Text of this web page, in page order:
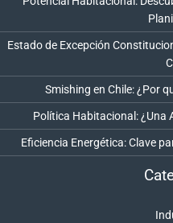
Estado de Excepción
Smishing en Chile: ¿Por
Política Habitacional: ¿Una
Eficiencia Energética: Clave